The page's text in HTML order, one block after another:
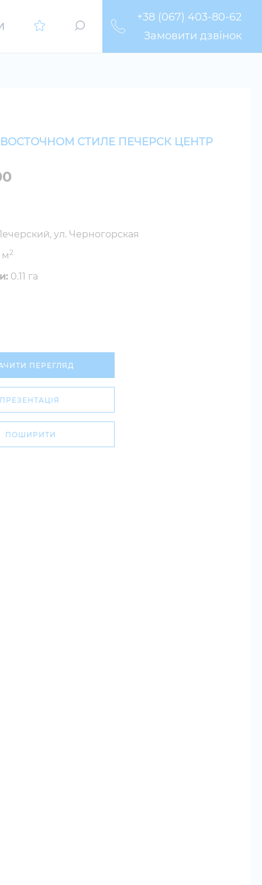
+38 (067) 403-80-62
Замовити дзвінок
СТИЛЕ ПЕЧЕРСК ЦЕНТР
ул. Черногорская
м2
0.11 га
ПЕРЕГЛЯД
ПРЕЗЕНТАЦІЯ
ПОШИРИТИ